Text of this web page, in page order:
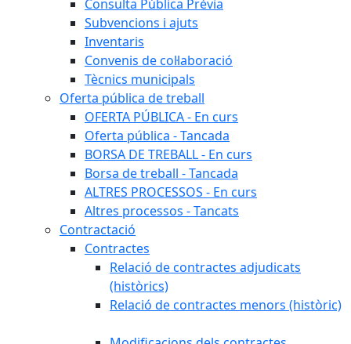
Consulta Pública Prèvia
Subvencions i ajuts
Inventaris
Convenis de col·laboració
Tècnics municipals
Oferta pública de treball
OFERTA PÚBLICA - En curs
Oferta pública - Tancada
BORSA DE TREBALL - En curs
Borsa de treball - Tancada
ALTRES PROCESSOS - En curs
Altres processos - Tancats
Contractació
Contractes
Relació de contractes adjudicats
(històrics)
Relació de contractes menors (històric)